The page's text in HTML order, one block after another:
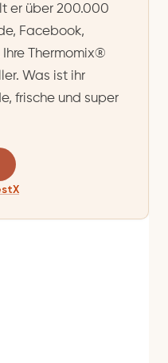
er über 200.000
Facebook,
Ihre Thermomix®
Was ist ihr
frische und super
X